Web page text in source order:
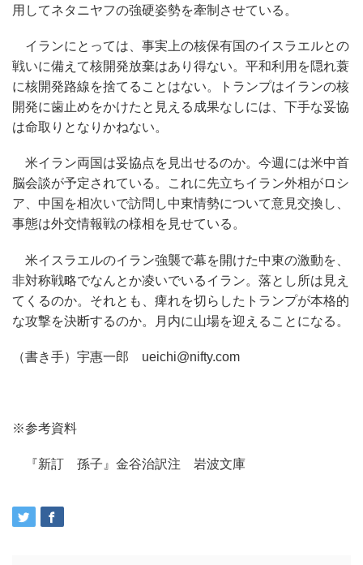
用してネタニヤフの強硬姿勢を牽制させている。
イランにとっては、事実上の核保有国のイスラエルとの
戦いに備えて核開発放棄はあり得ない。平和利用を隠れ蓑
に核開発路線を捨てることはない。トランプはイランの核
開発に歯止めをかけたと見える成果なしには、下手な妥協
は命取りとなりかねない。
米イラン両国は妥協点を見出せるのか。今週には米中首
脳会談が予定されている。これに先立ちイラン外相がロシ
ア、中国を相次いで訪問し中東情勢について意見交換し、
事態は外交情報戦の様相を見せている。
米イスラエルのイラン強襲で幕を開けた中東の激動を、
非対称戦略でなんとか凌いでいるイラン。落とし所は見え
てくるのか。それとも、痺れを切らしたトランプが本格的
な攻撃を決断するのか。月内に山場を迎えることになる。
（書き手）宇惠一郎 ueichi@nifty.com
※参考資料
『新訂 孫子』金谷治訳注 岩波文庫